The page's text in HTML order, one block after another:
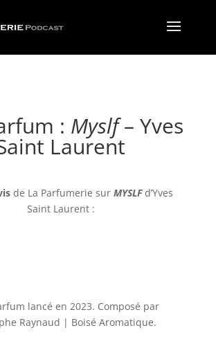
: Myslf– Yves
Laurent
de La Parfumerie surMYSLFd’Yves
Saint Laurent :
lancé en 2023. Composé par
Raynaud | Boisé Aromatique.